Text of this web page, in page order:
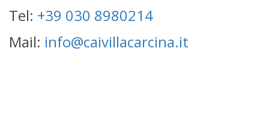
Tel: +39 030 8980214
Mail: info@caivillacarcina.it